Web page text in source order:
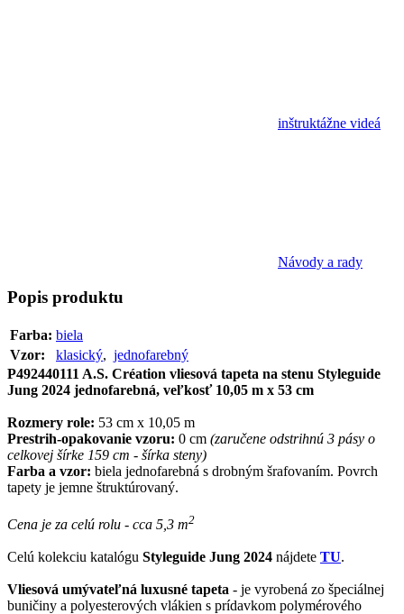
inštruktážne videá
Návody a rady
Popis produktu
Farba: biela
Vzor:
klasický, jednofarebný
P492440111 A.S. Création vliesová tapeta na stenu Styleguide
Jung 2024 jednofarebná, veľkosť 10,05 m x 53 cm
Rozmery role: 53 cm x 10,05 m
Prestrih-opakovanie vzoru: 0 cm (zaručene odstrihnú 3 pásy o
celkovej šírke 159 cm - šírka steny)
Farba a vzor: biela jednofarebná s drobným šrafovaním. Povrch
tapety je jemne štruktúrovaný.
Cena je za celú rolu - cca 5,3 m2
Celú kolekciu katalógu Styleguide Jung 2024 nájdete TU.
Vliesová umývateľná luxusné tapeta - je vyrobená zo špeciálnej
buničiny a polyesterových vlákien s prídavkom polymérového